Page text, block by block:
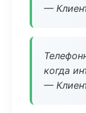
—
когда
—